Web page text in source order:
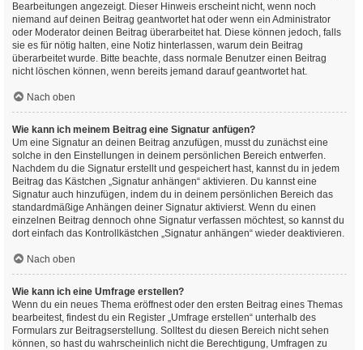
Bearbeitungen angezeigt. Dieser Hinweis erscheint nicht, wenn noch
niemand auf deinen Beitrag geantwortet hat oder wenn ein Administrator
oder Moderator deinen Beitrag überarbeitet hat. Diese können jedoch, falls
sie es für nötig halten, eine Notiz hinterlassen, warum dein Beitrag
überarbeitet wurde. Bitte beachte, dass normale Benutzer einen Beitrag
nicht löschen können, wenn bereits jemand darauf geantwortet hat.
Nach oben
Wie kann ich meinem Beitrag eine Signatur anfügen?
Um eine Signatur an deinen Beitrag anzufügen, musst du zunächst eine
solche in den Einstellungen in deinem persönlichen Bereich entwerfen.
Nachdem du die Signatur erstellt und gespeichert hast, kannst du in jedem
Beitrag das Kästchen „Signatur anhängen“ aktivieren. Du kannst eine
Signatur auch hinzufügen, indem du in deinem persönlichen Bereich das
standardmäßige Anhängen deiner Signatur aktivierst. Wenn du einen
einzelnen Beitrag dennoch ohne Signatur verfassen möchtest, so kannst du
dort einfach das Kontrollkästchen „Signatur anhängen“ wieder deaktivieren.
Nach oben
Wie kann ich eine Umfrage erstellen?
Wenn du ein neues Thema eröffnest oder den ersten Beitrag eines Themas
bearbeitest, findest du ein Register „Umfrage erstellen“ unterhalb des
Formulars zur Beitragserstellung. Solltest du diesen Bereich nicht sehen
können, so hast du wahrscheinlich nicht die Berechtigung, Umfragen zu